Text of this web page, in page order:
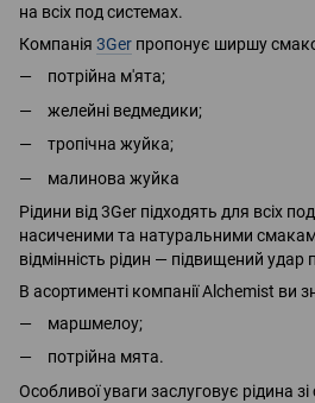
на всіх под системах.
Компанія 3Ger пропонує ширшу
потрійна м'ята;
желейні ведмедики;
тропічна жуйка;
малинова жуйка
Рідини від 3Ger підходять для всіх
насиченими та натуральними
відмінність рідин — підвищений удар
В асортименті компанії Alchemist ви
маршмелоу;
потрійна мята.
Особливої уваги заслуговує рідина